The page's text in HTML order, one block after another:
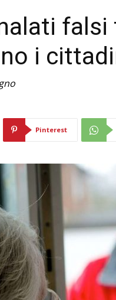
falsi
i
Pinterest